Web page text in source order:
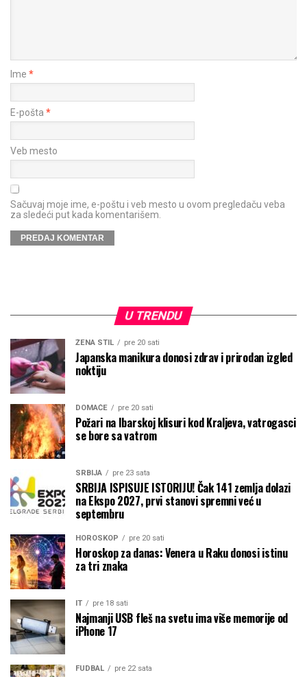
Ime *
E-pošta *
Veb mesto
Sačuvaj moje ime, e-poštu i veb mesto u ovom pregledaču veba
za sledeći put kada komentarišem.
U TRENDU
ŽENA STIL pre 20 sati
Japanska manikura donosi zdrav i prirodan izgled
noktiju
DOMAĆE pre 20 sati
Požari na Ibarskoj klisuri kod Kraljeva, vatrogasci
se bore sa vatrom
SRBIJA pre 23 sata
SRBIJA ISPISUJE ISTORIJU! Čak 141 zemlja dolazi
na Ekspo 2027, prvi stanovi spremni već u
septembru
HOROSKOP pre 20 sati
Horoskop za danas: Venera u Raku donosi istinu
za tri znaka
IT pre 18 sati
Najmanji USB fleš na svetu ima više memorije od
iPhone 17
FUDBAL pre 22 sata